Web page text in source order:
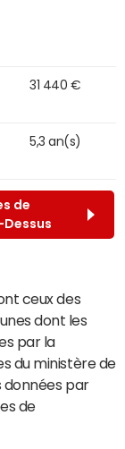
31 440 €
5,3 an(s)
de
ceux des
dont les
par la
du ministère de
données par
de